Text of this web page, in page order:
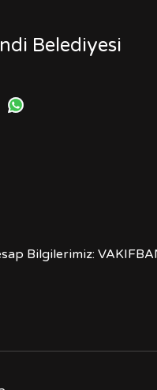
Belediyesi
Bilgilerimiz: